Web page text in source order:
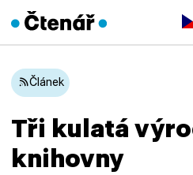
Článek
Tři kulatá
knihovny